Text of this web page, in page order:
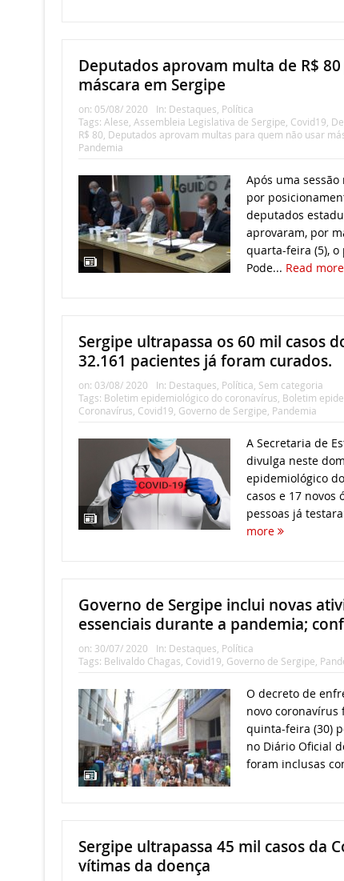
Deputados aprovam multa de R$
máscara em Sergipe
on: 05/08/ 2020 In: Destaques Política
Tags: Alese Assembleia Legislativa de Sergipe Covid19
R$ 80 Deputados aprovam multas para quem não usar
Pandemia
Após uma
por
deputados
aprovaram, por
quarta-feira (5),
Pode... Read more
Sergipe ultrapassa os 60 mil casos
32.161 pacientes já foram curados.
on: 03/08/ 2020 In: Destaques Política Sem categoria
Tags: Boletim epidemiológico do coronavírus Boletim
Coronavírus Covid19 Governo de Sergipe Pandemia
A Secretaria de
divulga neste
epidemiológico
casos e 17 novos
pessoas já
more
Governo de Sergipe inclui novas
essenciais durante a pandemia;
on: 30/07/ 2020 In: Destaques Política
Tags: Belivaldo Chagas Covid19 Governo de Sergipe
O decreto de
novo coronavírus
quinta-feira (30)
no Diário Oficial
foram inclusas
Sergipe ultrapassa 45 mil casos da
vítimas da doença